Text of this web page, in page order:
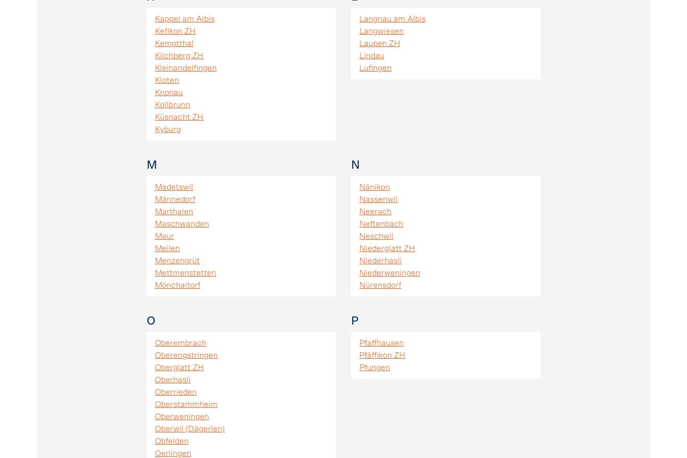
Kappel am Albis
Kefikon ZH
Kemptthal
Kilchberg ZH
Kleinandelfingen
Kloten
Knonau
Kollbrunn
Küsnacht ZH
Kyburg
Langnau am Albis
Langwiesen
Laupen ZH
Lindau
Lufingen
M
Madetswil
Männedorf
Marthalen
Maschwanden
Maur
Meilen
Menzengrüt
Mettmenstetten
Mönchaltorf
N
Nänikon
Nassenwil
Neerach
Neftenbach
Neschwil
Niederglatt ZH
Niederhasli
Niederweningen
Nürensdorf
O
Oberembrach
Oberengstringen
Oberglatt ZH
Oberhasli
Oberrieden
Oberstammheim
Oberweningen
Oberwil (Dägerlen)
Obfelden
Oerlingen
P
Pfaffhausen
Pfäffikon ZH
Pfungen